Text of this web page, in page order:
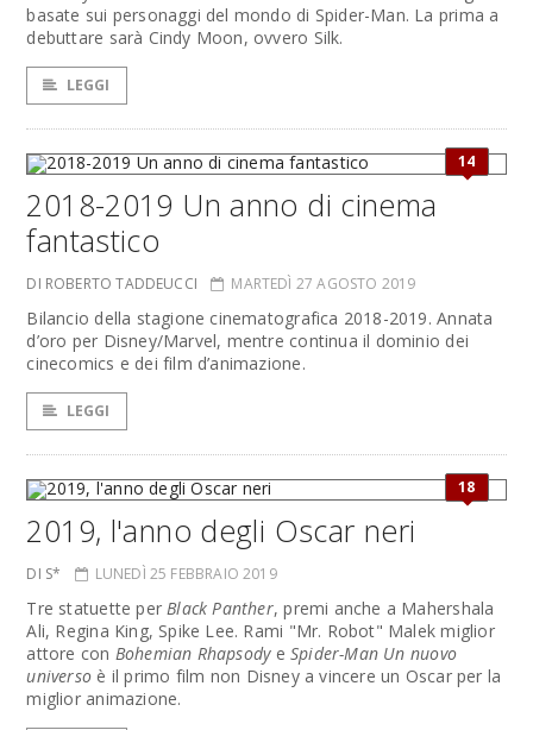
basate sui personaggi del mondo di Spider-Man. La prima a
debuttare sarà Cindy Moon, ovvero Silk.
LEGGI
14
2018-2019 Un anno di cinema
fantastico
DI ROBERTO TADDEUCCI MARTEDÌ 27 AGOSTO 2019
Bilancio della stagione cinematografica 2018-2019. Annata
d’oro per Disney/Marvel, mentre continua il dominio dei
cinecomics e dei film d’animazione.
LEGGI
18
2019, l'anno degli Oscar neri
DI S* LUNEDÌ 25 FEBBRAIO 2019
Tre statuette perBlack Panther, premi anche a Mahershala
Ali, Regina King, Spike Lee. Rami "Mr. Robot" Malek miglior
attore con Bohemian Rhapsodye Spider-Man Un nuovo
universo è il primo film non Disney a vincere un Oscar per la
miglior animazione.